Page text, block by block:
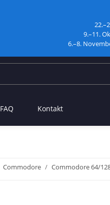
9.–11.
6.–8.
FAQ Kontakt
Commodore Commodore 64/